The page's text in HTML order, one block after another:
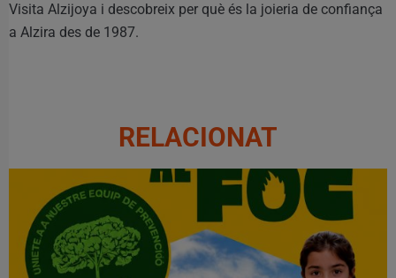
Visita Alzijoya i descobreix per què és la joieria de confiança
a Alzira des de 1987.
RELACIONAT